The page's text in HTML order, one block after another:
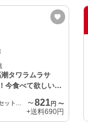
タワラムラサ
今食べて欲しい自
〜 821円 〜
+送料690円